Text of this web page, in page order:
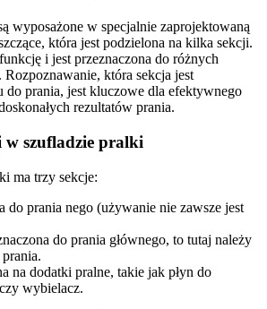
wyposażone w specjalnie zaprojektowaną
która jest podzielona na kilka sekcji.
i jest przeznaczona do różnych
która sekcja jest
do prania, jest kluczowe dla efektywnego
rezultatów prania.
w szufladzie pralki
ma trzy sekcje:
do prania nego (używanie nie zawsze jest
do prania głównego, to tutaj należy
na dodatki pralne, takie jak płyn do
wybielacz.